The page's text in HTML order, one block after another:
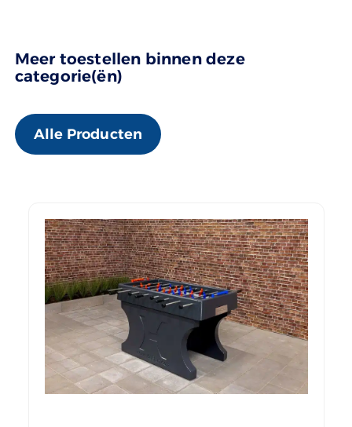
Meer toestellen binnen deze
categorie(ën)
Alle Producten